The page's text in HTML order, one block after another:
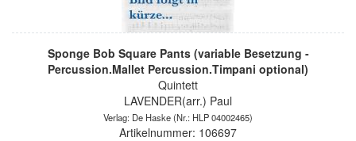
Sponge Bob Square Pants (variable Besetzung -
Percussion.Mallet Percussion.Timpani optional)
Quintett
LAVENDER(arr.) Paul
Verlag: De Haske(Nr.: HLP 04002465)
Artikelnummer: 106697